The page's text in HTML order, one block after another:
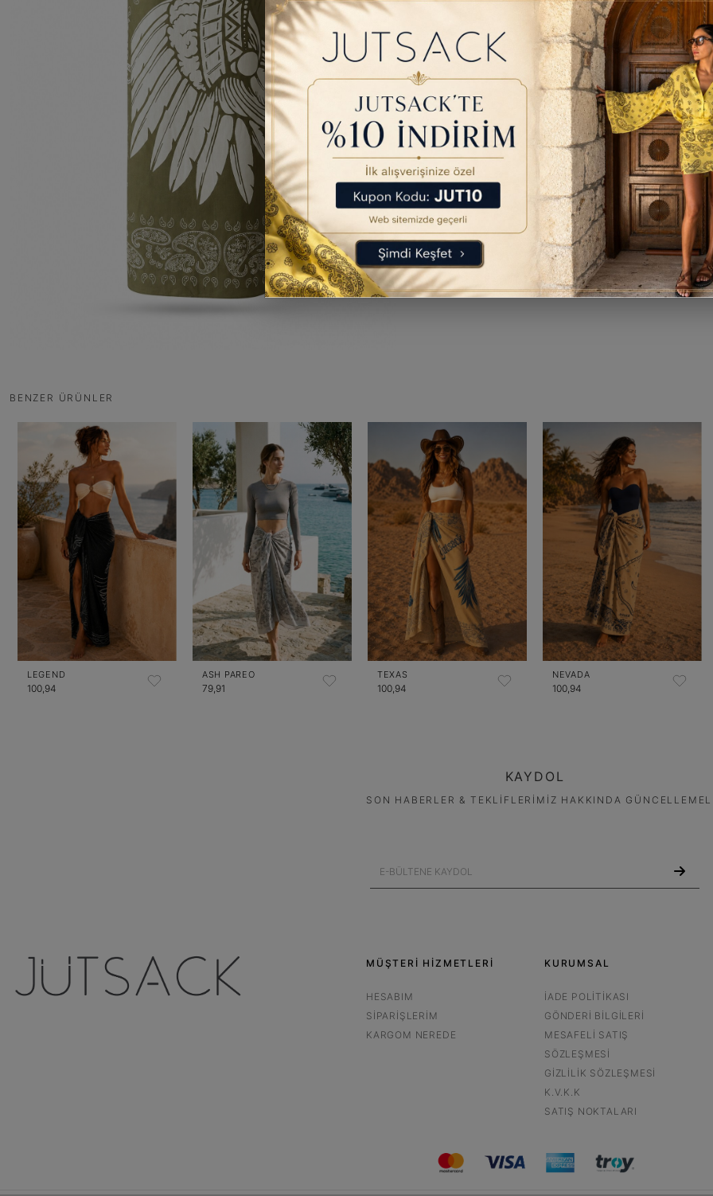
BENZER ÜRÜNLER
LEGEND
100,94
ASH PAREO
79,91
TEXAS
100,94
NEVADA
100,94
KAYDOL
SON HABERLER & TEKLİFLERİMİZ HAKKINDA
MÜŞTERİ HİZMETLERİ
HESABIM
SIPARIŞLERIM
KARGOM NEREDE
KURUMSAL
İADE POLITIKASI
GÖNDERI BILGILERI
MESAFELI SATIŞ
SÖZLEŞMESI
GIZLILIK SÖZLEŞMESI
K.V.K.K
SATIŞ NOKTALARI